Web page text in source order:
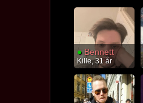
● Bennett
Kille, 31 år